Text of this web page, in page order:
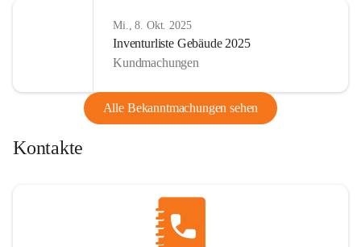
Mi., 8. Okt. 2025
Inventurliste Gebäude 2025
Kundmachungen
Alle Bekanntmachungen sehen
Kontakte